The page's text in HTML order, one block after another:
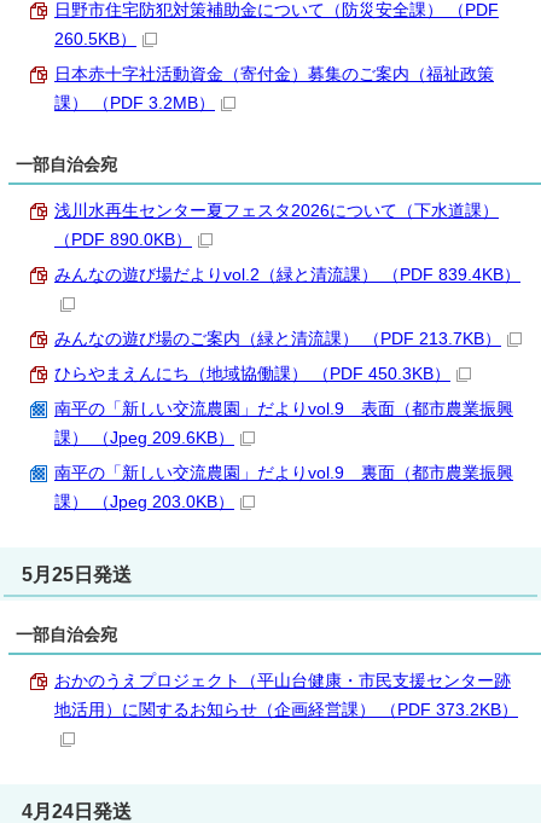
日野市住宅防犯対策補助金について（防災安全課） （PDF
260.5KB）
日本赤十字社活動資金（寄付金）募集のご案内（福祉政策
課） （PDF 3.2MB）
一部自治会宛
浅川水再生センター夏フェスタ2026について（下水道課）
（PDF 890.0KB）
みんなの遊び場だよりvol.2（緑と清流課） （PDF 839.4KB）
みんなの遊び場のご案内（緑と清流課） （PDF 213.7KB）
ひらやまえんにち（地域協働課） （PDF 450.3KB）
南平の「新しい交流農園」だよりvol.9 表面（都市農業振興
課） （Jpeg 209.6KB）
南平の「新しい交流農園」だよりvol.9 裏面（都市農業振興
課） （Jpeg 203.0KB）
5月25日発送
一部自治会宛
おかのうえプロジェクト（平山台健康・市民支援センター跡
地活用）に関するお知らせ（企画経営課） （PDF 373.2KB）
4月24日発送